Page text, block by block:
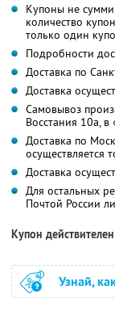
Купоны не
количество
только один
Подробности
Доставка по
Доставка
Самовывоз
Восстания 10а,
Доставка по
осуществляется
Доставка
Для остальных
Почтой России
Купон
Узнай,